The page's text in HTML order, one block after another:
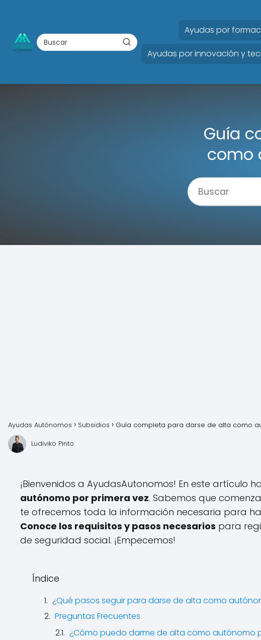
Ayudas por
Ayudas por innovación y
Guía
como
Ayudas Autónomos Subsidios
Guía completa para darse de alta como
Ludiviko Pinto
¡Bienvenidos a AyudasAutonomos! En este artículo
autónomo por primera vez. Sabemos que
te ofrecemos toda la información necesaria para
Conoce los requisitos y pasos necesarios para
de seguridad social. ¡Empecemos!
Índice
¿Qué pasos seguir para darse de alta como
Preguntas Frecuentes
¿Cómo puedo darme de alta como autónomo